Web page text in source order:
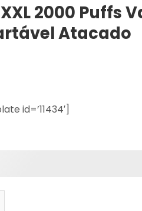
2000 Puffs
Atacado
id=’11434′]
de Bang XXL 2000 Puffs